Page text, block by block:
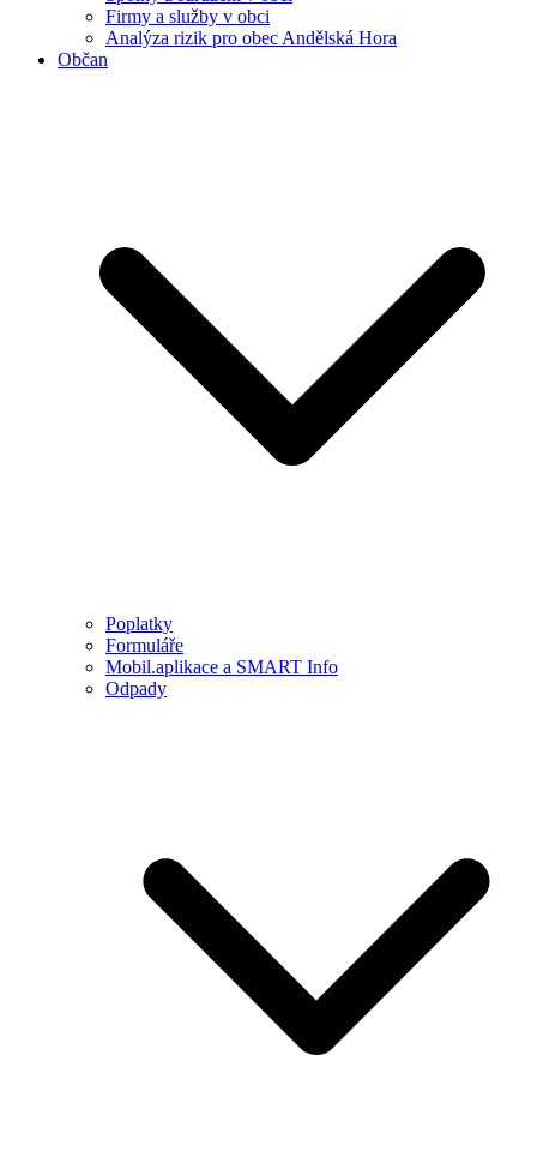
Firmy a služby v obci
Analýza rizik pro obec Andělská Hora
Občan
Poplatky
Formuláře
Mobil.aplikace a SMART Info
Odpady